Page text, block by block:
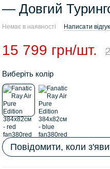
— Довгий
Немає в наявності Написати відгук
15 799 грн/шт.
Виберіть колір
Повідомити, коли